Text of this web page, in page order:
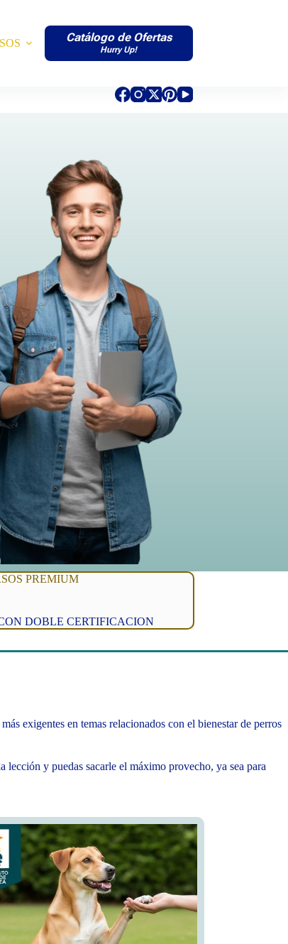
Catálogo de Ofertas
Hurry Up!
PREMIUM
DOBLE CERTIFICACION
exigentes en temas relacionados con el bienestar de perros
lección y puedas sacarle el máximo provecho, ya sea para